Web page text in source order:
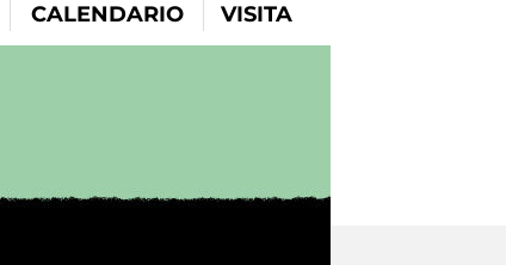
CALENDARIO VISITA